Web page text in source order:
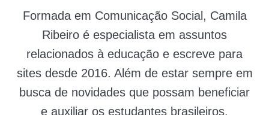
Formada em Comunicação Social, Camila
Ribeiro é especialista em assuntos
relacionados à educação e escreve para
sites desde 2016. Além de estar sempre em
busca de novidades que possam beneficiar
e auxiliar os estudantes brasileiros.